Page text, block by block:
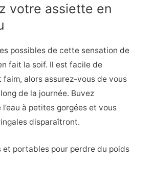
votre assiette en
possibles de cette sensation de
fait la soif. Il est facile de
alors assurez-vous de vous
de la journée. Buvez
à petites gorgées et vous
disparaîtront.
et portables pour perdre du poids